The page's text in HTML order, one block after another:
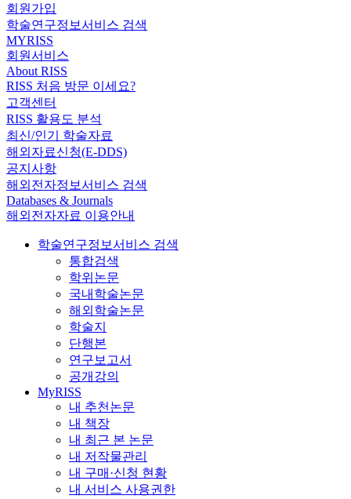
회원가입
학술연구정보서비스 검색
MYRISS
회원서비스
About RISS
RISS 처음 방문 이세요?
고객센터
RISS 활용도 분석
최신/인기 학술자료
해외자료신청(E-DDS)
공지사항
해외전자정보서비스 검색
Databases & Journals
해외전자자료 이용안내
학술연구정보서비스 검색
통합검색
학위논문
국내학술논문
해외학술논문
학술지
단행본
연구보고서
공개강의
MyRISS
내 추천논문
내 책장
내 최근 본 논문
내 저작물관리
내 구매·신청 현황
내 서비스 사용권한